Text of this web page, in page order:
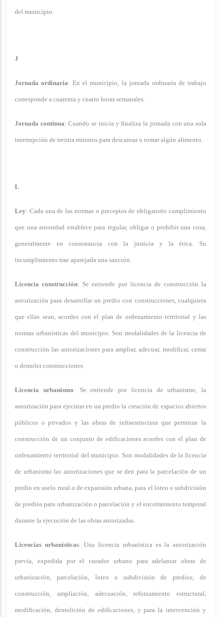
del municipio.
J
Jornada ordinaria: En el municipio, la jornada ordinaria de trabajo
corresponde a cuarenta y cuatro horas semanales.
Jornada continua: Cuando se inicia y finaliza la jornada con una sola
interrupción de treinta minutos para descansar o tomar algún alimento.
L
Ley: Cada una de las normas o preceptos de obligatorio cumplimiento
que una autoridad establece para regular, obligar o prohibir una cosa,
generalmente en consonancia con la justicia y la ética. Su
incumplimiento trae aparejada una sanción.
Licencia construcción: Se entiende por licencia de construcción la
autorización para desarrollar un predio con construcciones, cualquiera
que ellas sean, acordes con el plan de ordenamiento territorial y las
normas urbanísticas del municipio. Son modalidades de la licencia de
construcción las autorizaciones para ampliar, adecuar, modificar, cerrar
o demoler construcciones.
Licencia urbanismo: Se entiende por licencia de urbanismo, la
autorización para ejecutar en un predio la creación de espacios abiertos
públicos o privados y las obras de infraestructura que permitan la
construcción de un conjunto de edificaciones acordes con el plan de
ordenamiento territorial del municipio. Son modalidades de la licencia
de urbanismo las autorizaciones que se den para la parcelación de un
predio en suelo rural o de expansión urbana, para el loteo o subdivisión
de predios para urbanización o parcelación y el encerramiento temporal
durante la ejecución de las obras autorizadas.
Licencias urbanísticas: Una licencia urbanística es la autorización
previa, expedida por el curador urbano para adelantar obras de
urbanización, parcelación, loteo o subdivisión de predios; de
construcción, ampliación, adecuación, reforzamiento estructural,
modificación, demolición de edificaciones, y para la intervención y